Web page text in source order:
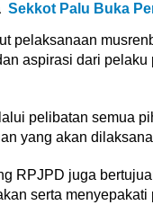
Sekkot Palu Buka
pelaksanaan
aspirasi dari
pelibatan semua
yang akan
RPJPD juga
serta